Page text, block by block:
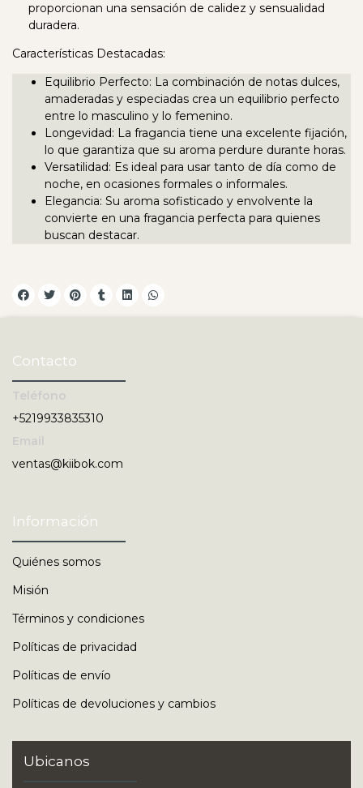
proporcionan una sensación de calidez y sensualidad
duradera.
Características Destacadas:
Equilibrio Perfecto: La combinación de notas dulces,
amaderadas y especiadas crea un equilibrio perfecto
entre lo masculino y lo femenino.
Longevidad: La fragancia tiene una excelente fijación,
lo que garantiza que su aroma perdure durante horas.
Versatilidad: Es ideal para usar tanto de día como de
noche, en ocasiones formales o informales.
Elegancia: Su aroma sofisticado y envolvente la
convierte en una fragancia perfecta para quienes
buscan destacar.
Contacto
+5219933835310
ventas@kiibok.com
Información
Quiénes somos
Misión
Términos y condiciones
Políticas de privacidad
Políticas de envío
Políticas de devoluciones y cambios
Ubicanos